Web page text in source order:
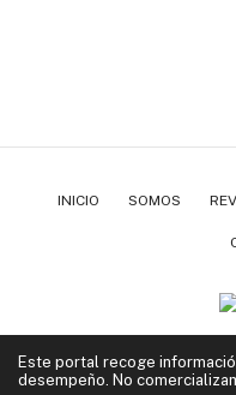
INICIO SOMOS
Copyright ©2022-2026 | Negocios y
Este portal recoge
desempeño. No